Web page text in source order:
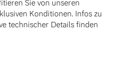
erfahren
Sie von unseren
Konditionen. Infos zu
technischer Details finden